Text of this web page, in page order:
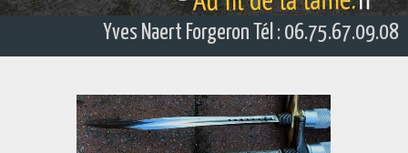
Yves Naert Forgeron Tél : 06.75.67.09.08